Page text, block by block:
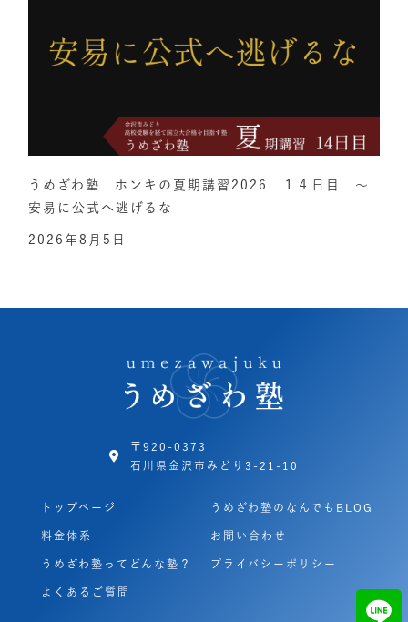
うめざわ塾 ホンキの夏期講習2026 １４日目 ～
安易に公式へ逃げるな
2026年8月5日
〒920-0373
石川県金沢市みどり3-21-10
トップページ
料金体系
うめざわ塾ってどんな塾？
よくあるご質問
うめざわ塾のなんでもBLOG
お問い合わせ
プライバシーポリシー